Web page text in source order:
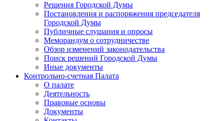
Решения Городской Думы
Постановления и распоряжения председателя
Городской Думы
Публичные слушания и опросы
Меморандум о сотрудничестве
Обзор изменений законодательства
Поиск решений Городской Думы
Иные документы
Контрольно-счетная Палата
О палате
Деятельность
Правовые основы
Документы